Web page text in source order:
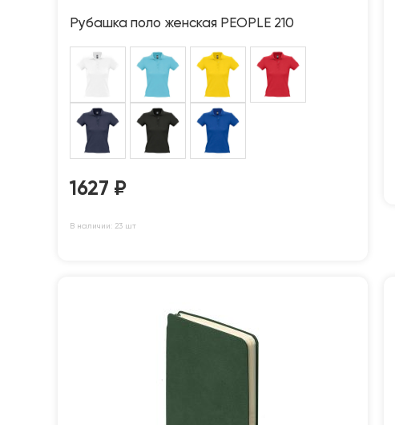
Рубашка поло женская PEOPLE 210
1627 ₽
В наличии: 23 шт